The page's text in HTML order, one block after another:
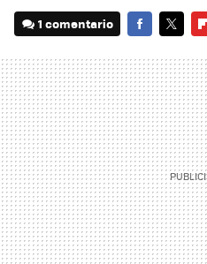
1 comentario